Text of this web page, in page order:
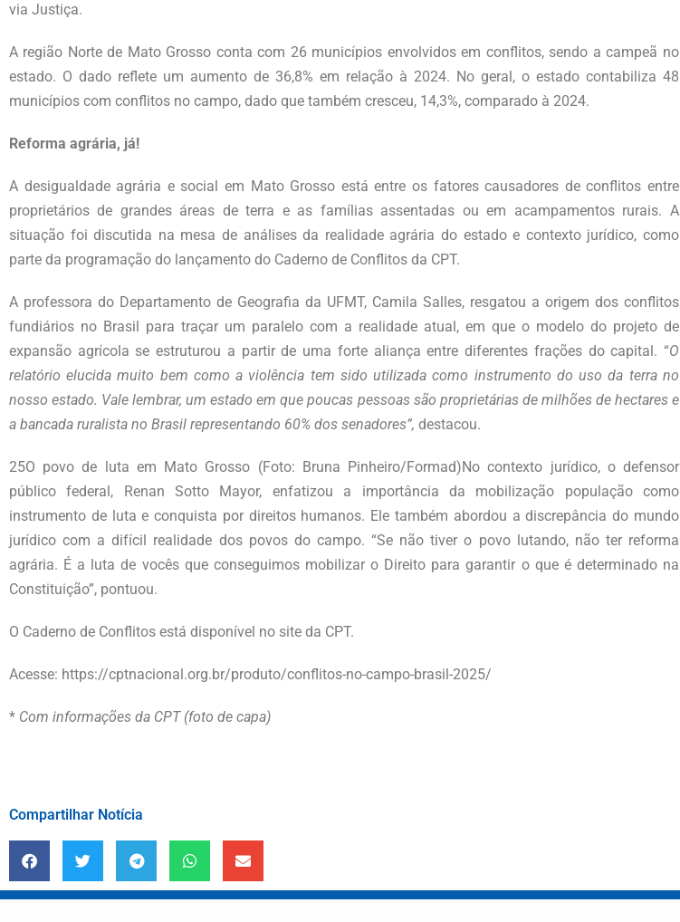
via Justiça.
A região Norte de Mato Grosso conta com 26 municípios envolvidos em conflitos, sendo a campeã no
estado. O dado reflete um aumento de 36,8% em relação à 2024. No geral, o estado contabiliza 48
municípios com conflitos no campo, dado que também cresceu, 14,3%, comparado à 2024.
Reforma agrária, já!
A desigualdade agrária e social em Mato Grosso está entre os fatores causadores de conflitos entre
proprietários de grandes áreas de terra e as famílias assentadas ou em acampamentos rurais. A
situação foi discutida na mesa de análises da realidade agrária do estado e contexto jurídico, como
parte da programação do lançamento do Caderno de Conflitos da CPT.
A professora do Departamento de Geografia da UFMT, Camila Salles, resgatou a origem dos conflitos
fundiários no Brasil para traçar um paralelo com a realidade atual, em que o modelo do projeto de
expansão agrícola se estruturou a partir de uma forte aliança entre diferentes frações do capital. “O
relatório elucida muito bem como a violência tem sido utilizada como instrumento do uso da terra no
nosso estado. Vale lembrar, um estado em que poucas pessoas são proprietárias de milhões de hectares e
a bancada ruralista no Brasil representando 60% dos senadores”, destacou.
25O povo de luta em Mato Grosso (Foto: Bruna Pinheiro/Formad)No contexto jurídico, o defensor
público federal, Renan Sotto Mayor, enfatizou a importância da mobilização população como
instrumento de luta e conquista por direitos humanos. Ele também abordou a discrepância do mundo
jurídico com a difícil realidade dos povos do campo. “Se não tiver o povo lutando, não ter reforma
agrária. É a luta de vocês que conseguimos mobilizar o Direito para garantir o que é determinado na
Constituição”, pontuou.
O Caderno de Conflitos está disponível no site da CPT.
Acesse: https://cptnacional.org.br/produto/conflitos-no-campo-brasil-2025/
* Com informações da CPT (foto de capa)
Compartilhar Notícia